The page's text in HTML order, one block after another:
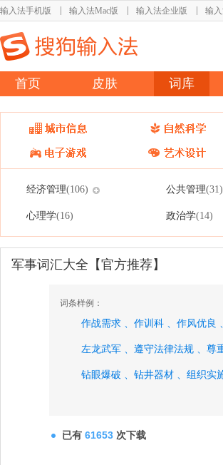
输入法手机版 输入法Mac版 输入法企业版 输
首页 皮肤 词库
经济管理(106) 公共管理(31)
心理学(16) 政治学(14)
军事词汇大全【官方推荐】
词条样例：
作战需求 、 作训科 、 作风优良
左龙武军 、 遵守法律法规 、 尊
钻眼爆破 、 钻井器材 、 组织实
已有 61653 次下载